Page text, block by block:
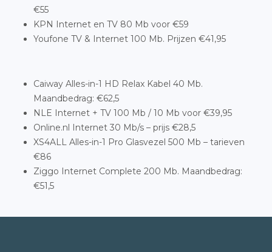
€55
KPN Internet en TV 80 Mb voor €59
Youfone TV & Internet 100 Mb. Prijzen €41,95
Caiway Alles-in-1 HD Relax Kabel 40 Mb.
Maandbedrag: €62,5
NLE Internet + TV 100 Mb / 10 Mb voor €39,95
Online.nl Internet 30 Mb/s – prijs €28,5
XS4ALL Alles-in-1 Pro Glasvezel 500 Mb – tarieven
€86
Ziggo Internet Complete 200 Mb. Maandbedrag:
€51,5